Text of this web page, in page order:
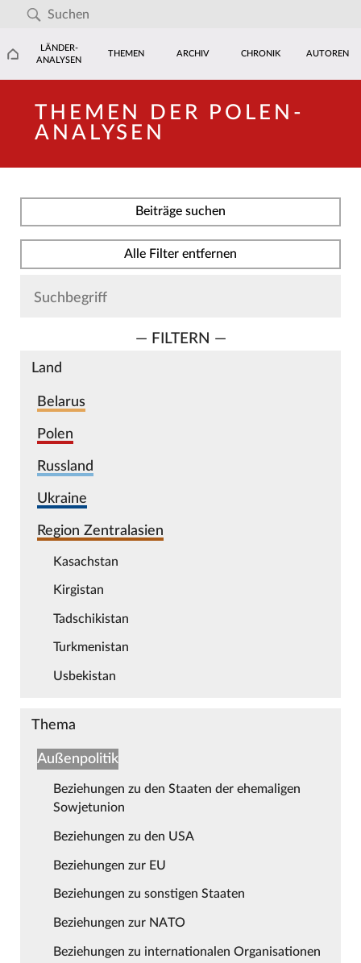
LÄNDER-
ANALYSEN
THEMEN ARCHIV CHRONIK AUTOREN
THEMEN DER POLEN-
ANALYSEN
Beiträge suchen
Alle Filter entfernen
— FILTERN —
Land
Belarus
Polen
Russland
Ukraine
Region Zentralasien
Kasachstan
Kirgistan
Tadschikistan
Turkmenistan
Usbekistan
Thema
Außenpolitik
Beziehungen zu den Staaten der ehemaligen
Sowjetunion
Beziehungen zu den USA
Beziehungen zur EU
Beziehungen zu sonstigen Staaten
Beziehungen zur NATO
Beziehungen zu internationalen Organisationen